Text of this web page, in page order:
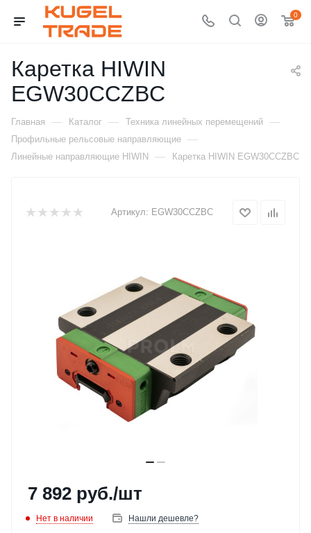
0
Каретка HIWIN
EGW30CCZBC
Главная — Каталог — Техника линейных перемещений —
Профильные рельсовые направляющие —
Линейные направляющие HIWIN — Каретка HIWIN EGW30CCZBC
Артикул: EGW30CCZBC
7 892 руб./шт
Нет в наличии Нашли дешевле?